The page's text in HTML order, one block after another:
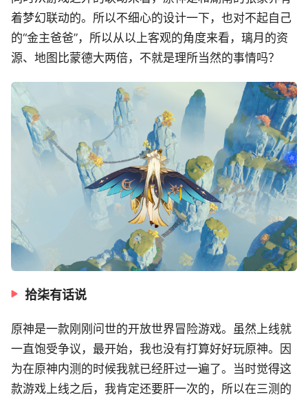
着梦幻联动的。所以不细心的设计一下，也对不起自己
的“金主爸爸”，所以从以上客观的角度来看，璃月的资
源、地图比蒙德大两倍，不就是理所当然的事情吗？
拾柒有话说
原神是一款刚刚问世的开放世界冒险游戏。虽然上线就
一直饱受争议，最开始，我也没有打算好好玩原神。因
为在原神内测的时候我就已经肝过一遍了。当时觉得这
款游戏上线之后，我肯定还要肝一次的，所以在三测的